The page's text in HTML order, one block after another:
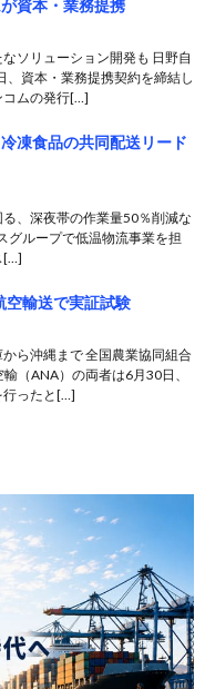
資本・業務提携
ソリューション開発も 日野自
資本・業務提携契約を締結し
コムの発行[…]
凍食品の共同配送リード
、深夜帯の作業量50％削減な
グループで低温物流事業を担
[…]
輸送で実証試験
ら沖縄まで 全国農業協同組合
（ANA）の両者は6月30日、
行ったと[…]